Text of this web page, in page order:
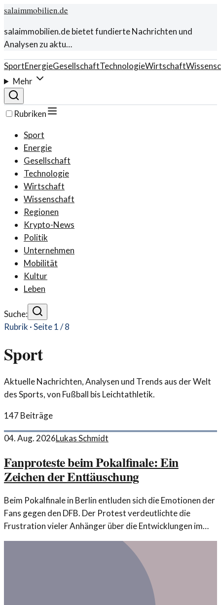
salaimmobilien.de
salaimmobilien.de bietet fundierte Nachrichten und
Analysen zu aktu…
SportEnergieGesellschaftTechnologieWirtschaft
Mehr
Rubriken
Sport
Energie
Gesellschaft
Technologie
Wirtschaft
Wissenschaft
Regionen
Krypto-News
Politik
Unternehmen
Mobilität
Kultur
Leben
Suche:
Rubrik · Seite1/8
Sport
Aktuelle Nachrichten, Analysen und Trends aus der Welt
des Sports, von Fußball bis Leichtathletik.
147 Beiträge
04. Aug. 2026Lukas Schmidt
Fanproteste beim Pokalfinale: Ein
Zeichen der Enttäuschung
Beim Pokalfinale in Berlin entluden sich die Emotionen der
Fans gegen den DFB. Der Protest verdeutlichte die
Frustration vieler Anhänger über die Entwicklungen im
deutschen Fußball.